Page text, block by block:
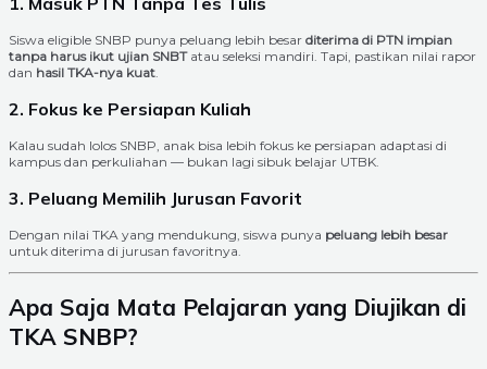
Siswa eligible SNBP punya peluang lebih besar diterima di PTN impian
tanpa harus ikut ujian SNBTatau seleksi mandiri. Tapi, pastikan nilai rapor
dan hasil TKA-nya kuat
2. Fokus ke Persiapan Kuliah
Kalau sudah lolos SNBP, anak bisa lebih fokus ke persiapan adaptasi di
kampus dan perkuliahan — bukan lagi sibuk belajar UTBK.
3. Peluang Memilih Jurusan Favorit
Dengan nilai TKA yang mendukung, siswa punya peluang lebih besar
untuk diterima di jurusan favoritnya.
Apa Saja Mata Pelajaran yang Diujikan di
TKA SNBP?